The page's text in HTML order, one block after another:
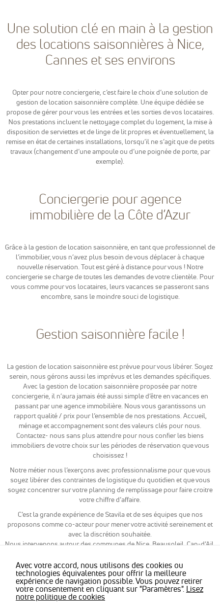
Une solution clé en main à la gestion
des locations saisonnières à Nice,
Cannes et ses environs
Opter pour notre conciergerie, c’est faire le choix d’une solution de
gestion de location saisonnière complète. Une équipe dédiée se
propose de gérer pour vous les entrées et les sorties de vos locataires.
Nos prestations incluent le nettoyage complet du logement, la mise à
disposition de serviettes et de linge de lit propres et éventuellement, la
remise en état de certaines installations, lorsqu’il ne s’agit que de petits
travaux (changement d’une ampoule ou d’une poignée de porte, par
exemple).
Conciergerie pour agence
immobilière de la Côte d’Azur
Grâce à la gestion de location saisonnière, en tant que professionnel de
l’immobilier, vous n’avez plus besoin de vous déplacer à chaque
nouvelle réservation. Tout est géré à distance pour vous ! Notre
conciergerie se charge de toutes les demandes de votre clientèle. Pour
vous comme pour vos locataires, leurs vacances se passeront sans
encombre, sans le moindre souci de logistique.
Gestion saisonnière facile !
La gestion de location saisonnière est prévue pour vous libérer. Soyez
serein, nous gérons aussi les imprévus et les demandes spécifiques.
Avec la gestion de location saisonnière proposée par notre
conciergerie, il n’aura jamais été aussi simple d’être en vacances en
passant par une agence immobilière. Nous vous garantissons un
rapport qualité / prix pour l’ensemble de nos prestations. Accueil,
ménage et accompagnement sont des valeurs clés pour nous.
Contactez- nous sans plus attendre pour nous confier les biens
immobiliers de votre choix sur les périodes de réservation que vous
choisissez !
Notre métier nous l’exerçons avec professionnalisme pour que vous
soyez libérer des contraintes de logistique du quotidien et que vous
soyez concentrer sur votre planning de remplissage pour faire croitre
votre chiffre d’affaire.
C’est la grande expérience de Stavila et de ses équipes que nos
proposons comme co-acteur pour mener votre activité sereinement et
avec la discrétion souhaitée.
Nous intervenons autour des communes de Nice, Beausoleil, Cap-d’Ail,
Saint-Jean-Cap-Ferrat et même sur Monaco et Monte-Carlo.
Ménage de fin de chantier avant
livraison d’un bien !
Nettoyage fin de chantier : 4
Avec votre accord, nous utilisons des cookies ou
technologies équivalentes pour offrir la meilleure
expérience de navigation possible. Vous pouvez retirer
votre consentement en cliquant sur "Paramètres". Lisez
notre politique de cookies
recueillent
des données
anonymes
afin
d'analyser
comment les
notre site et
interagissent
dessus.
Experience
Nous utilisons
renforçant la
sécurité sur
notre
détournement
de notre
formulaire.
Marketing
personnaliser
des publicités
vu sur notre
site ou des
sites ayant la
même
thématique
(annonces
sponsorisés
en fonction
des
recherches,
bannières
partenaires
de Google),
nous
utilisons des
autres
données via
nos
partenaires
Ads.